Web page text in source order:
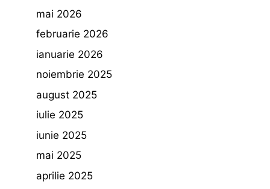
mai 2026
februarie 2026
ianuarie 2026
noiembrie 2025
august 2025
iulie 2025
iunie 2025
mai 2025
aprilie 2025